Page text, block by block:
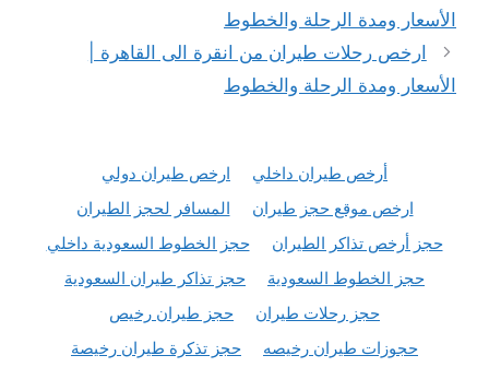
الأسعار ومدة الرحلة والخطوط
ارخص رحلات طيران من انقرة الى القاهرة |
الأسعار ومدة الرحلة والخطوط
أرخص طيران داخلي
ارخص طيران دولي
ارخص موقع حجز طيران
المسافر لحجز الطيران
حجز أرخص تذاكر الطيران
حجز الخطوط السعودية داخلي
حجز الخطوط السعودية
حجز تذاكر طيران السعودية
حجز رحلات طيران
حجز طيران رخيص
حجوزات طيران رخيصه
حجز تذكرة طيران رخيصة